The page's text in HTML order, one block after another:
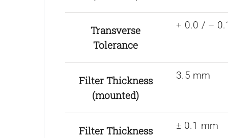
Transverse
Tolerance
+ 0.0 / –
Filter Thickness
(mounted)
3.5 mm
Filter Thickness
± 0.1 mm